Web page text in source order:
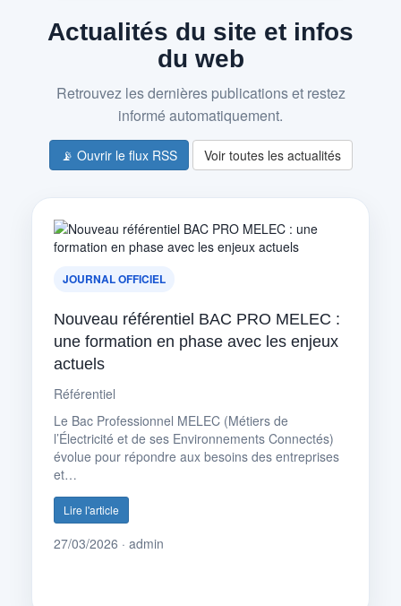
Actualités du site et infos
du web
Retrouvez les dernières publications et restez
informé automatiquement.
📡 Ouvrir le flux RSS Voir toutes les actualités
JOURNAL OFFICIEL
Nouveau référentiel BAC PRO MELEC :
une formation en phase avec les enjeux
actuels
Référentiel
Le Bac Professionnel MELEC (Métiers de
l’Électricité et de ses Environnements Connectés)
évolue pour répondre aux besoins des entreprises
et…
Lire l'article
27/03/2026 · admin